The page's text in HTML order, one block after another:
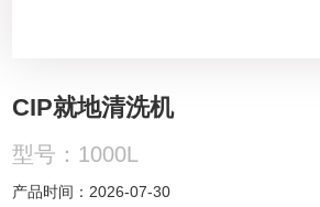
CIP就地清洗机
型号：1000L
产品时间：2026-07-30